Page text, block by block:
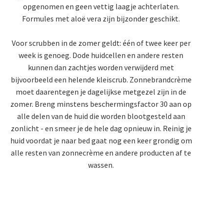
opgenomen en geen vettig laagje achterlaten.
Formules met aloë vera zijn bijzonder geschikt.
Voor scrubben in de zomer geldt: één of twee keer per
week is genoeg. Dode huidcellen en andere resten
kunnen dan zachtjes worden verwijderd met
bijvoorbeeld een helende kleiscrub. Zonnebrandcrème
moet daarentegen je dagelijkse metgezel zijn in de
zomer. Breng minstens beschermingsfactor 30 aan op
alle delen van de huid die worden blootgesteld aan
zonlicht - en smeer je de hele dag opnieuw in. Reinig je
huid voordat je naar bed gaat nog een keer grondig om
alle resten van zonnecrème en andere producten af te
wassen.